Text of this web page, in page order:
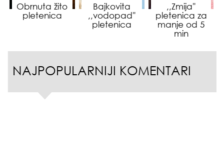
Obrnuta žito
pletenica
Bajkovita
,,vodopad''
pletenica
,,Zmija''
pletenica za
manje od 5
min
NAJPOPULARNIJI KOMENTARI